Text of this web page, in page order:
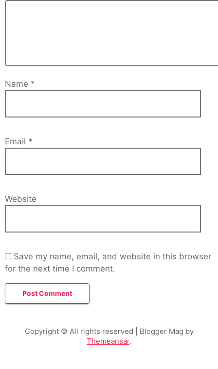
Name *
Email *
Website
Save my name, email, and website in this browser
for the next time I comment.
Copyright © All rights reserved | Blogger Mag by
Themeansar.